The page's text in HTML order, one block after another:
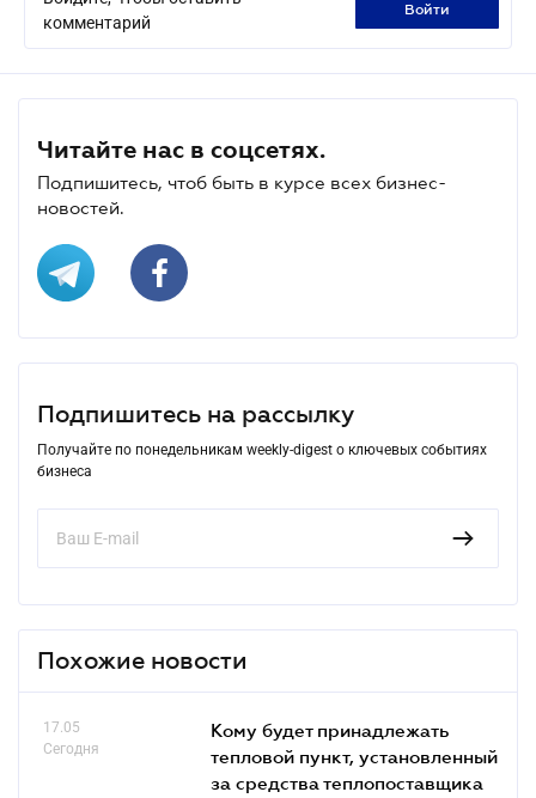
комментарий
войти
Читайте нас в соцсетях.
Подпишитесь, чтоб быть в курсе всех бизнес-
новостей.
Подпишитесь на рассылку
Получайте по понедельникам weekly-digest о ключевых событиях
бизнеса
Похожие новости
17.05
Сегодня
Кому будет принадлежать
тепловой пункт, установленный
за средства теплопоставщика